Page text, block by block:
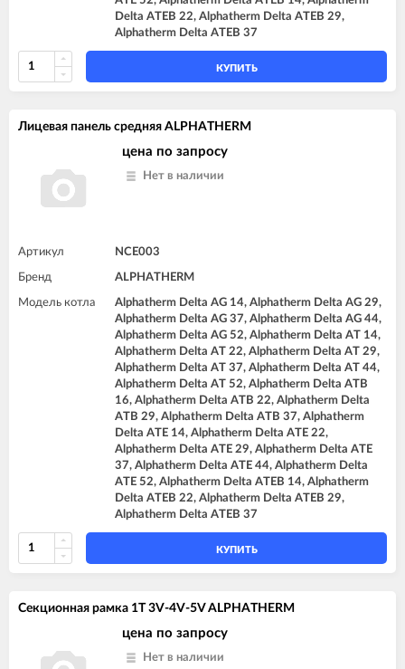
Delta ATEB 22, Alphatherm Delta ATEB 29,
Alphatherm Delta ATEB 37
КУПИТЬ
Лицевая панель средняя ALPHATHERM
цена по запросу
Нет в наличии
Артикул NCE003
Бренд ALPHATHERM
Модель котла
Alphatherm Delta AG 14, Alphatherm Delta AG 29,
Alphatherm Delta AG 37, Alphatherm Delta AG 44,
Alphatherm Delta AG 52, Alphatherm Delta AT 14,
Alphatherm Delta AT 22, Alphatherm Delta AT 29,
Alphatherm Delta AT 37, Alphatherm Delta AT 44,
Alphatherm Delta AT 52, Alphatherm Delta ATB
16, Alphatherm Delta ATB 22, Alphatherm Delta
ATB 29, Alphatherm Delta ATB 37, Alphatherm
Delta ATE 14, Alphatherm Delta ATE 22,
Alphatherm Delta ATE 29, Alphatherm Delta ATE
37, Alphatherm Delta ATE 44, Alphatherm Delta
ATE 52, Alphatherm Delta ATEB 14, Alphatherm
Delta ATEB 22, Alphatherm Delta ATEB 29,
Alphatherm Delta ATEB 37
КУПИТЬ
Секционная рамка 1T 3V-4V-5V ALPHATHERM
цена по запросу
Нет в наличии